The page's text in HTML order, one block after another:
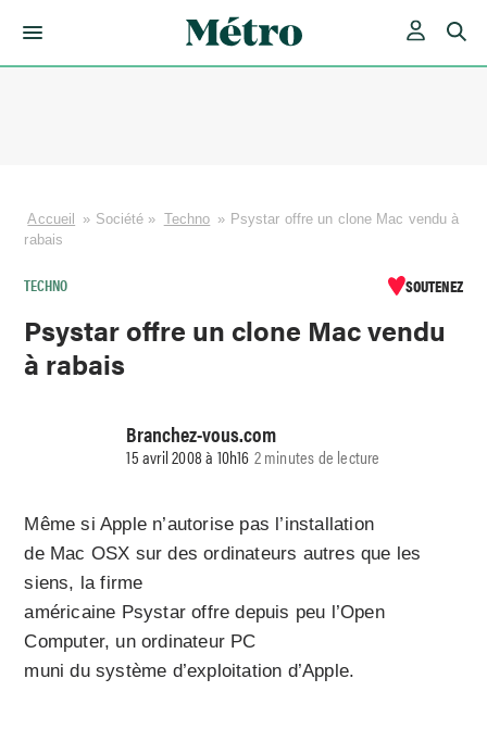
Accueil » Société » Techno » Psystar offre un clone Mac vendu à
rabais
TECHNO SOUTENEZ
Psystar offre un clone Mac vendu
à rabais
Branchez-vous.com
15 avril 2008 à 10h16 2 minutes de lecture
Même si Apple n’autorise pas l’installation
de Mac OSX sur des ordinateurs autres que les
siens, la firme
américaine Psystar offre depuis peu l’Open
Computer, un ordinateur PC
muni du système d’exploitation d’Apple.